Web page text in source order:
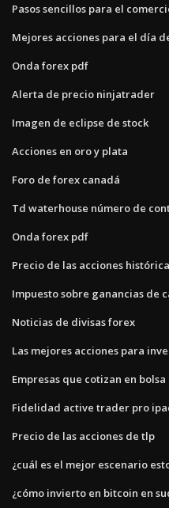
Pasos sencillos para el
Mejores acciones para el día
Onda forex pdf
Alerta de precio ninjatrader
Imagen de eclipse de stock
Acciones en oro y plata
Foro de forex canadá
Td waterhouse número de
Onda forex pdf
Precio de las acciones
Impuesto sobre ganancias de
Noticias de divisas forex
Las mejores acciones para
Empresas que cotizan en
Fidelidad active trader pro
Precio de las acciones de tlp
¿cuál es el mejor escenario
¿cómo invierto en bitcoin en